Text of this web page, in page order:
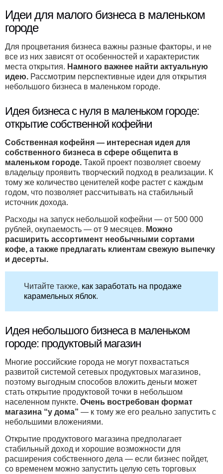
Идеи для малого бизнеса в маленьком
городе
Для процветания бизнеса важны разные факторы, и не
все из них зависят от особенностей и характеристик
места открытия. Намного важнее найти актуальную
идею. Рассмотрим перспективные идеи для открытия
небольшого бизнеса в маленьком городе.
Идея бизнеса с нуля в маленьком городе:
открытие собственной кофейни
Собственная кофейня — интересная идея для
собственного бизнеса в сфере общепита в
маленьком городе. Такой проект позволяет своему
владельцу проявить творческий подход в реализации. К
тому же количество ценителей кофе растет с каждым
годом, что позволяет рассчитывать на стабильный
источник дохода.
Расходы на запуск небольшой кофейни — от 500 000
рублей, окупаемость — от 9 месяцев. Можно
расширить ассортимент необычными сортами
кофе, а также предлагать клиентам свежую выпечку
и десерты.
Читайте также, как заработать на продаже
карамельных яблок.
Идея небольшого бизнеса в маленьком
городе: продуктовый магазин
Многие российские города не могут похвастаться
развитой системой сетевых продуктовых магазинов,
поэтому выгодным способов вложить деньги может
стать открытие продуктовой точки в небольшом
населенном пункте. Очень востребован формат
магазина “у дома” — к тому же его реально запустить с
небольшими вложениями.
Открытие продуктового магазина предполагает
стабильный доход и хорошие возможности для
расширения собственного дела — если бизнес пойдет,
со временем можно запустить целую сеть торговых